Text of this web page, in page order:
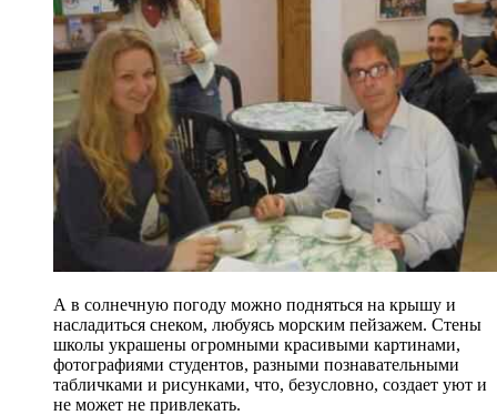
А в солнечную погоду можно подняться на крышу и
насладиться снеком, любуясь морским пейзажем. Стены
школы украшены огромными красивыми картинами,
фотографиями студентов, разными познавательными
табличками и рисунками, что, безусловно, создает уют и
не может не привлекать.